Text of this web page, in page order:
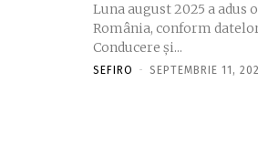
Luna august 2025 a adus
România, conform
Conducere și...
SEFIRO - SEPTEMBRIE 11,